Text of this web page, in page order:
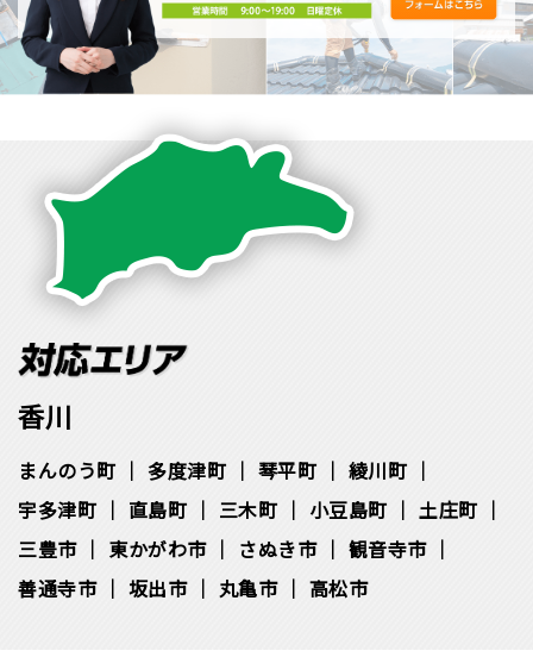
香川
まんのう町 多度津町 琴平町
綾川町
宇多津町
直島町 三木町 小豆島町
土庄町
三豊市
東かがわ市 さぬき市
観音寺市
善通寺市
坂出市 丸亀市 高松市